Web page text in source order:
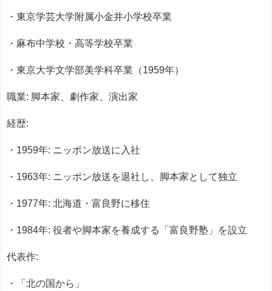
・東京学芸大学附属小金井小学校卒業
・麻布中学校・高等学校卒業
・東京大学文学部美学科卒業（1959年）
職業: 脚本家、劇作家、演出家
経歴:
・1959年: ニッポン放送に入社
・1963年: ニッポン放送を退社し、脚本家として独立
・1977年: 北海道・富良野に移住
・1984年: 役者や脚本家を養成する「富良野塾」を設立
代表作:
・「北の国から」